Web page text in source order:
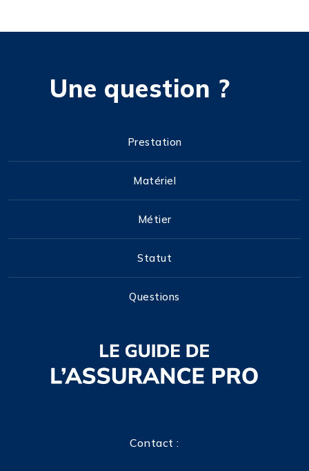
Une question ?
Prestation
Matériel
Métier
Statut
Questions
Contact :